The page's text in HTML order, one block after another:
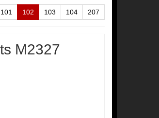
101 102 103 104 207
M2327